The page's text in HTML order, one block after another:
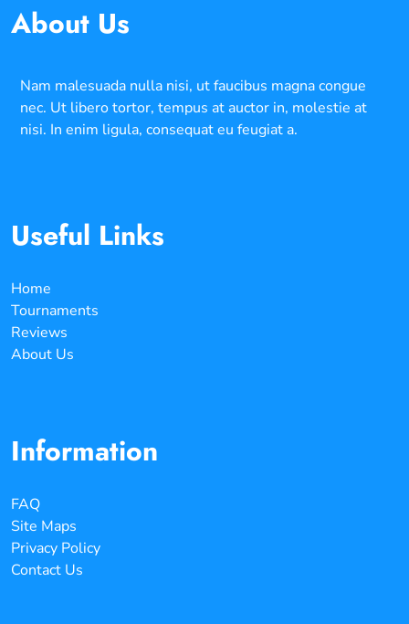
About Us
Nam malesuada nulla nisi, ut faucibus magna congue
nec. Ut libero tortor, tempus at auctor in, molestie at
nisi. In enim ligula, consequat eu feugiat a.
Useful Links
Home
Tournaments
Reviews
About Us
Information
FAQ
Site Maps
Privacy Policy
Contact Us